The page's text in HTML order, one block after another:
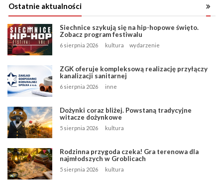
Ostatnie aktualności
Siechnice szykują się na hip-hopowe święto.
Zobacz program festiwalu
6 sierpnia 2026 kultura wydarzenie
ZGK oferuje kompleksową realizację przyłączy
kanalizacji sanitarnej
6 sierpnia 2026 inne
Dożynki coraz bliżej. Powstaną tradycyjne
witacze dożynkowe
5 sierpnia 2026 kultura
Rodzinna przygoda czeka! Gra terenowa dla
najmłodszych w Groblicach
5 sierpnia 2026 kultura